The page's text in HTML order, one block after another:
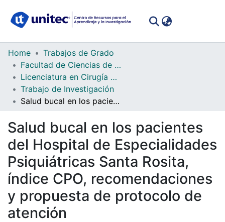
Communities
Collections
All of DSpace
Statistics
Home
Trabajos de Grado
Facultad de Ciencias de la Salud
Licenciatura en Cirugía Dental
Trabajo de Investigación
Salud bucal en los pacientes del Hospital de Especialidades Psiquiátricas Santa Rosita, índice CPO, recomendaciones y propuesta de protocolo de atención
Salud bucal en los pacientes
del Hospital de Especialidades
Psiquiátricas Santa Rosita,
índice CPO, recomendaciones
y propuesta de protocolo de
atención